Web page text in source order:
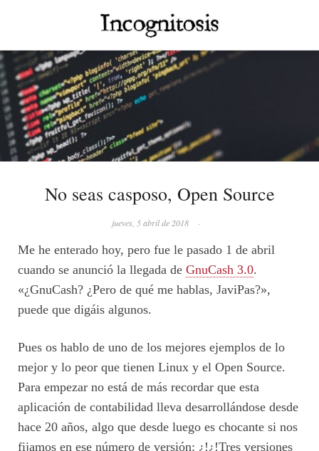
No seas casposo, Open Source
jueves, 5 abril de 2018 ·
Me he enterado hoy, pero fue le pasado 1 de abril
cuando se anunció la llegada de GnuCash 3.0.
«¿GnuCash? ¿Pero de qué me hablas, JaviPas?»,
puede que digáis algunos.
Pues os hablo de uno de los mejores ejemplos de lo
mejor y lo peor que tienen Linux y el Open Source.
Para empezar no está de más recordar que esta
aplicación de contabilidad lleva desarrollándose desde
hace 20 años, algo que desde luego es chocante si nos
fijamos en ese número de versión: ¿!¿!Tres versiones